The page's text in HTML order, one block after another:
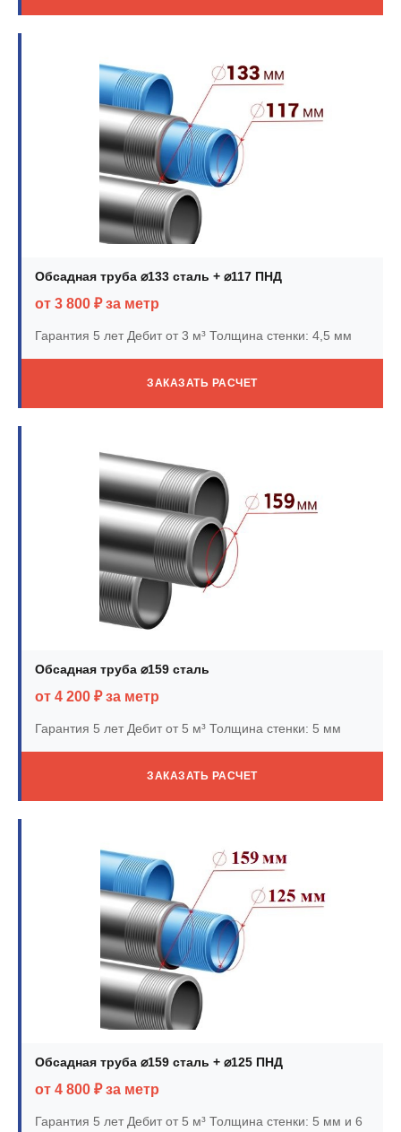
Обсадная труба ⌀133 сталь + ⌀117 ПНД
от 3 800 ₽ за метр
Гарантия 5 летДебит от 3 м³ Толщина стенки: 4,5 мм
ЗАКАЗАТЬ РАСЧЕТ
Обсадная труба ⌀159 сталь
от 4 200 ₽ за метр
Гарантия 5 летДебит от 5 м³ Толщина стенки: 5 мм
ЗАКАЗАТЬ РАСЧЕТ
Обсадная труба ⌀159 сталь + ⌀125 ПНД
от 4 800 ₽ за метр
Гарантия 5 летДебит от 5 м³ Толщина стенки: 5 мм и 6